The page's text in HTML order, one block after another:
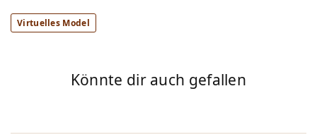
Virtuelles Model
Könnte dir auch gefallen